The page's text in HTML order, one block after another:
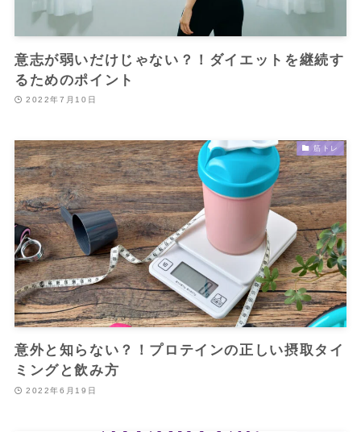
意志が弱いだけじゃない？！ダイエットを継続す
るためのポイント
2022年7月10日
筋トレ
意外と知らない？！プロテインの正しい摂取タイ
ミングと飲み方
2022年6月19日